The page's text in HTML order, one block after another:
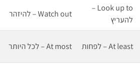
Look up to –
להעריץ
Watch out – להיזהר
At least – לפחות At most – לכל היותר